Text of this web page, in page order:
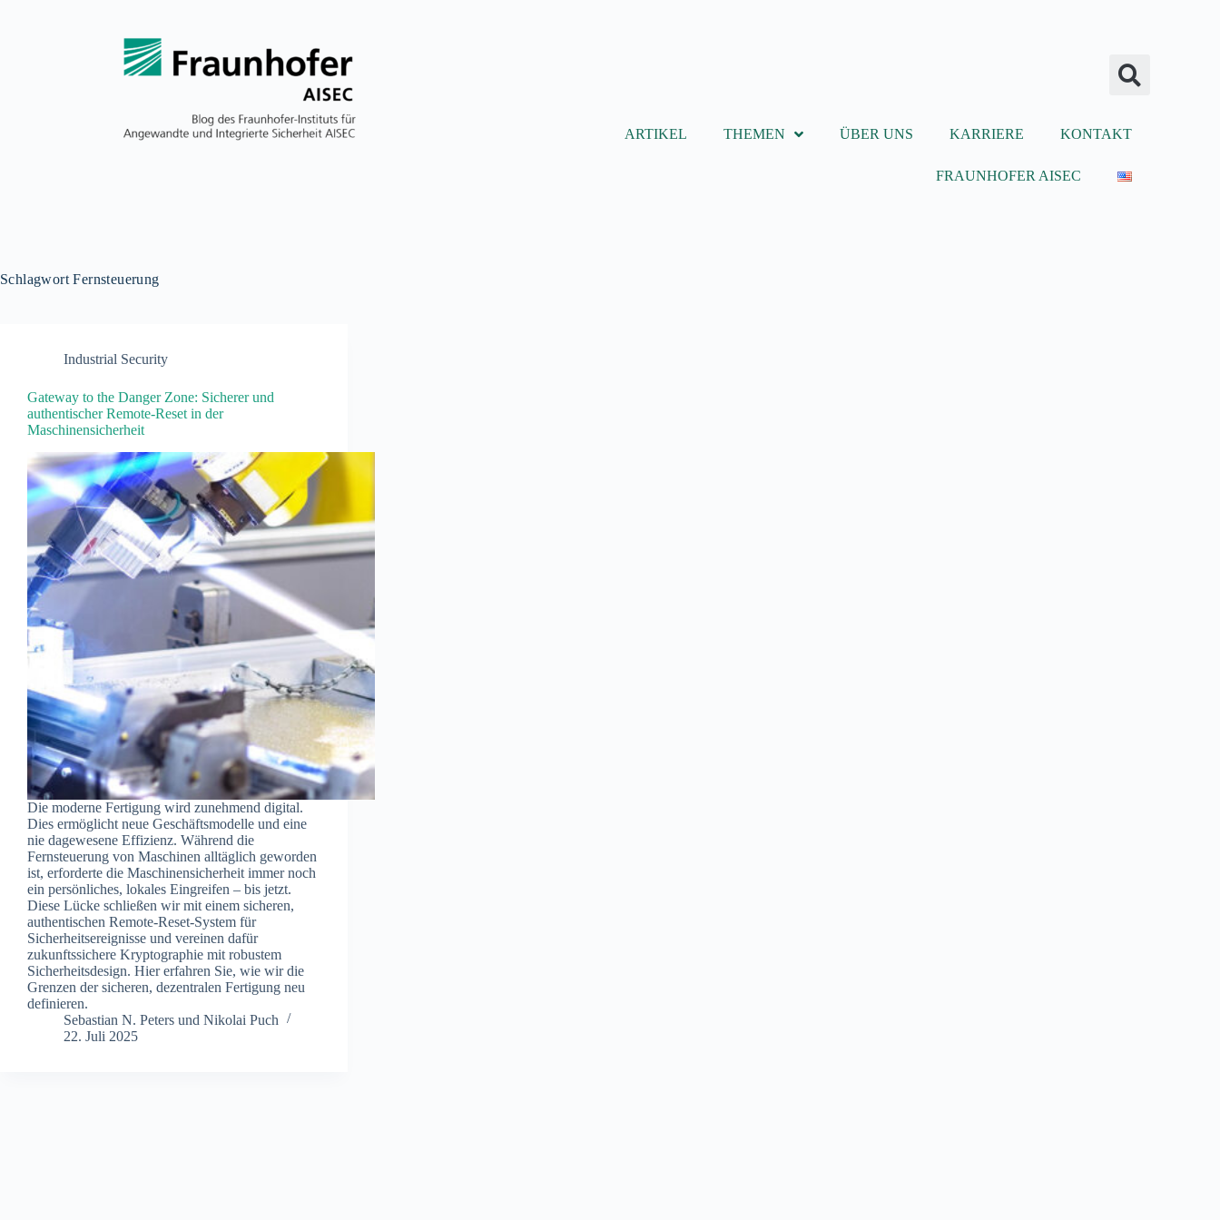
ARTIKEL THEMEN ÜBER UNS KARRIERE KONTAKT
FRAUNHOFER AISEC
Schlagwort Fernsteuerung
Industrial Security
Gateway to the Danger Zone: Sicherer und
authentischer Remote-Reset in der
Maschinensicherheit
Die moderne Fertigung wird zunehmend digital.
Dies ermöglicht neue Geschäftsmodelle und eine
nie dagewesene Effizienz. Während die
Fernsteuerung von Maschinen alltäglich geworden
ist, erforderte die Maschinensicherheit immer noch
ein persönliches, lokales Eingreifen – bis jetzt.
Diese Lücke schließen wir mit einem sicheren,
authentischen Remote-Reset-System für
Sicherheitsereignisse und vereinen dafür
zukunftssichere Kryptographie mit robustem
Sicherheitsdesign. Hier erfahren Sie, wie wir die
Grenzen der sicheren, dezentralen Fertigung neu
definieren.
Sebastian N. Peters und Nikolai Puch
22. Juli 2025